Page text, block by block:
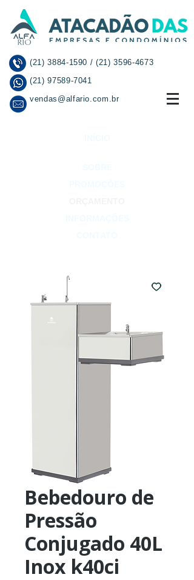
(21) 3884-1590 /(21) 3596-4673
(21) 97589-7041
vendas@alfario.com.br
Bebedouro de
Pressão
Conjugado 40L
Inox k40ci